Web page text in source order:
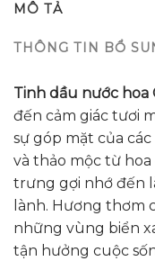
MÔ TẢ
THÔNG TIN BỔ
Tinh dầu nước hoa
đến cảm giác tươi
sự góp mặt của
và thảo mộc từ
trưng gợi nhớ đến
lành. Hương thơm
những vùng biển
tận hưởng cuộc